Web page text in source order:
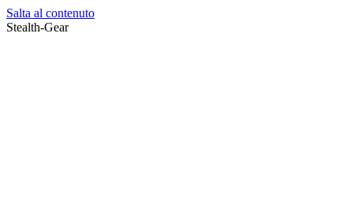
Salta al contenuto
Stealth-Gear